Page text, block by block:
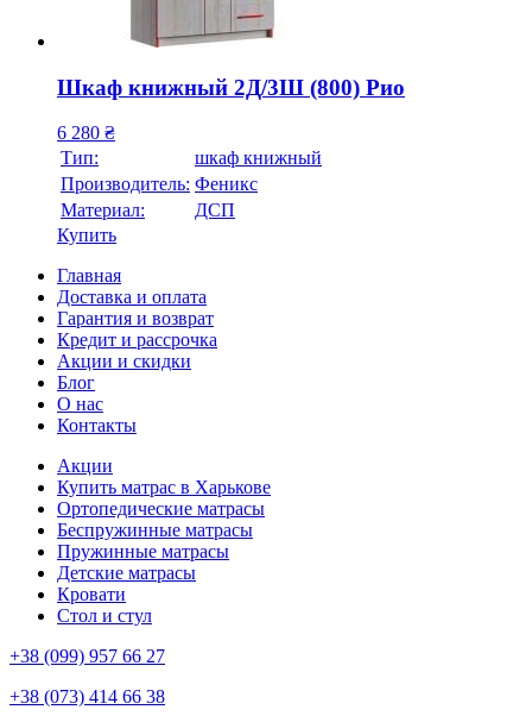
Шкаф книжный 2Д/3Ш (800) Рио
6 280 ₴
Тип:
шкаф книжный
Производитель: Феникс
Материал:
ДСП
Купить
Главная
Доставка и оплата
Гарантия и возврат
Кредит и рассрочка
Акции и скидки
Блог
О нас
Контакты
Акции
Купить матрас в Харькове
Ортопедические матрасы
Беспружинные матрасы
Пружинные матрасы
Детские матрасы
Кровати
Стол и стул
+38 (099) 957 66 27
+38 (073) 414 66 38